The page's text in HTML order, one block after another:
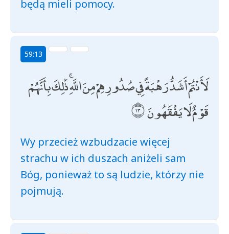
będą mieli pomocy.
59:13
لَأَنْتُمْ أَشَدُّ رَهْبَةً فِي صُدُورِهِمْ مِنَ اللَّهِ ۚ ذَٰلِكَ بِأَنَّهُمْ
قَوْمٌ لَا يَفْقَهُونَ
Wy przecież wzbudzacie więcej
strachu w ich duszach aniżeli sam
Bóg, ponieważ to są ludzie, którzy nie
pojmują.